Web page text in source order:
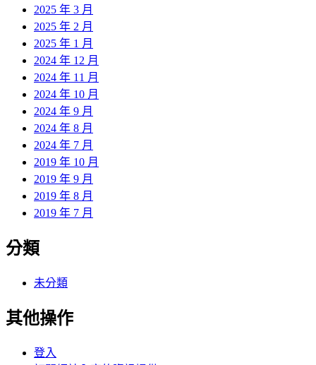
2025 年 3 月
2025 年 2 月
2025 年 1 月
2024 年 12 月
2024 年 11 月
2024 年 10 月
2024 年 9 月
2024 年 8 月
2024 年 7 月
2019 年 10 月
2019 年 9 月
2019 年 8 月
2019 年 7 月
分類
未分類
其他操作
登入